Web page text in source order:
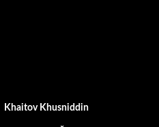
Khaitov Khusniddin